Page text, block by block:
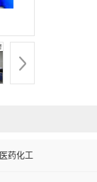
医药化工